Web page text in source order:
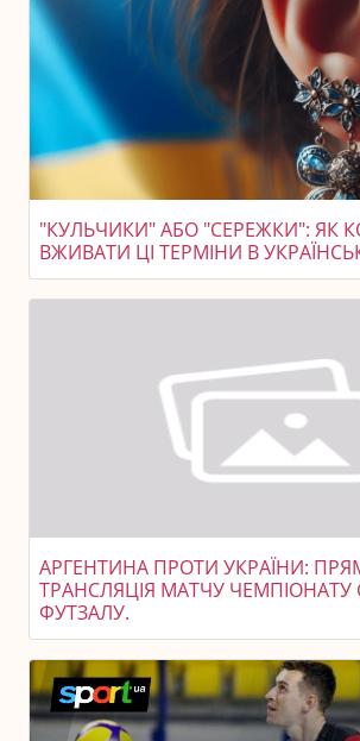
"КУЛЬЧИКИ" АБО "СЕРЕЖКИ": ЯК
ВЖИВАТИ ЦІ ТЕРМІНИ В
АРГЕНТИНА ПРОТИ УКРАЇНИ:
ТРАНСЛЯЦІЯ МАТЧУ ЧЕМПІОНАТУ
ФУТЗАЛУ.